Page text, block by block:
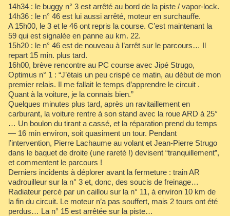
14h34 : le buggy n° 3 est arrêté au bord de la piste / vapor-lock.
14h36 : le n° 46 est lui aussi arrêté, moteur en surchauffe.
A 15h00, le 3 et le 46 ont repris la course. C’est maintenant la
59 qui est signalée en panne au km. 22.
15h20 : le n° 46 est de nouveau à l’arrêt sur le parcours… Il
repart 15 min. plus tard.
16h00, brève rencontre au PC course avec Jipé Strugo,
Optimus n° 1 : “J’étais un peu crispé ce matin, au début de mon
premier relais. Il me fallait le temps d’apprendre le circuit .
Quant à la voiture, je la connais bien.”
Quelques minutes plus tard, après un ravitaillement en
carburant, la voiture rentre à son stand avec la roue ARD à 25°
… Un boulon du tirant a cassé, et la réparation prend du temps
— 16 min environ, soit quasiment un tour. Pendant
l’intervention, Pierre Lachaume au volant et Jean-Pierre Strugo
dans le baquet de droite (une rareté !) devisent “tranquillement”,
et commentent le parcours !
Derniers incidents à déplorer avant la fermeture : train AR
vadrouilleur sur la n° 3 et, donc, des soucis de freinage…
Radiateur percé par un caillou sur la n° 11, à environ 10 km de
la fin du circuit. Le moteur n’a pas souffert, mais 2 tours ont été
perdus… La n° 15 est arrêtée sur la piste…